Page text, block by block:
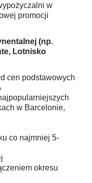
w
promocji
(np.
Lotnisko
cen podstawowych
w Barcelonie,
co najmniej 5-
okresu